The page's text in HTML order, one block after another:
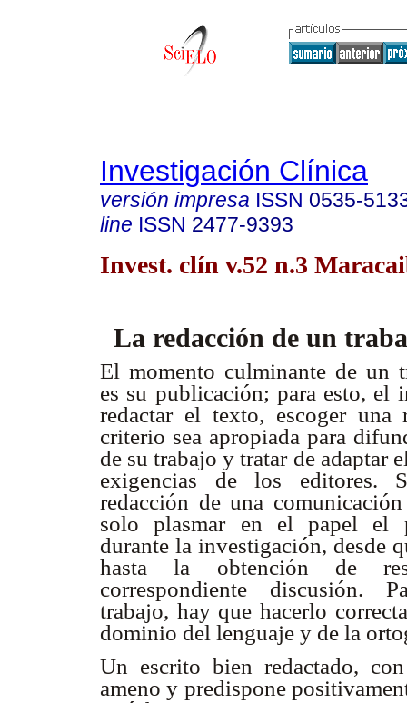
Investigación Clínica
versión impresa ISSN 0535-
line ISSN 2477-9393
Invest. clín v.52 n.3
La redacción de un
El momento culminante de un
es su publicación; para esto, el
redactar el texto, escoger una
criterio sea apropiada para
de su trabajo y tratar de adaptar
exigencias de los editores.
redacción de una
solo plasmar en el papel el
durante la investigación, desde
hasta la obtención de
correspondiente discusión.
trabajo, hay que hacerlo
dominio del lenguaje y de la
Un escrito bien redactado,
ameno y predispone